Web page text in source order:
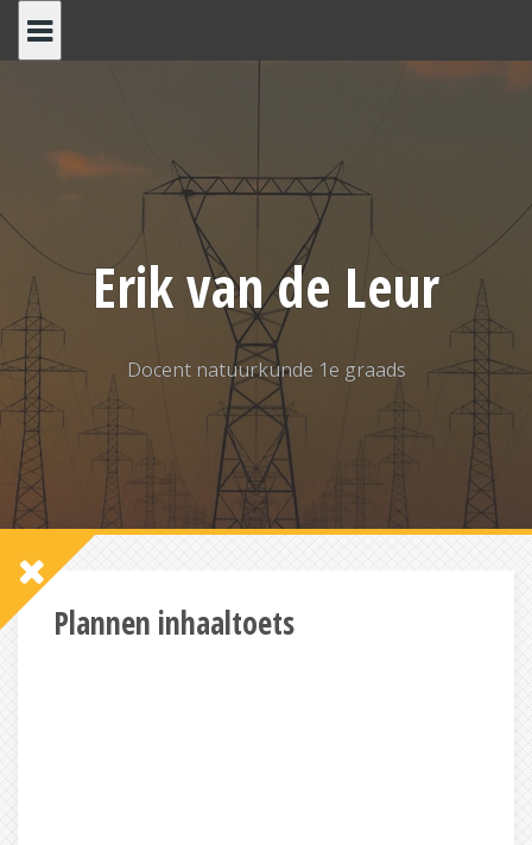
naar
Erik van de Leur
Docent natuurkunde 1e graads
Plannen inhaaltoets